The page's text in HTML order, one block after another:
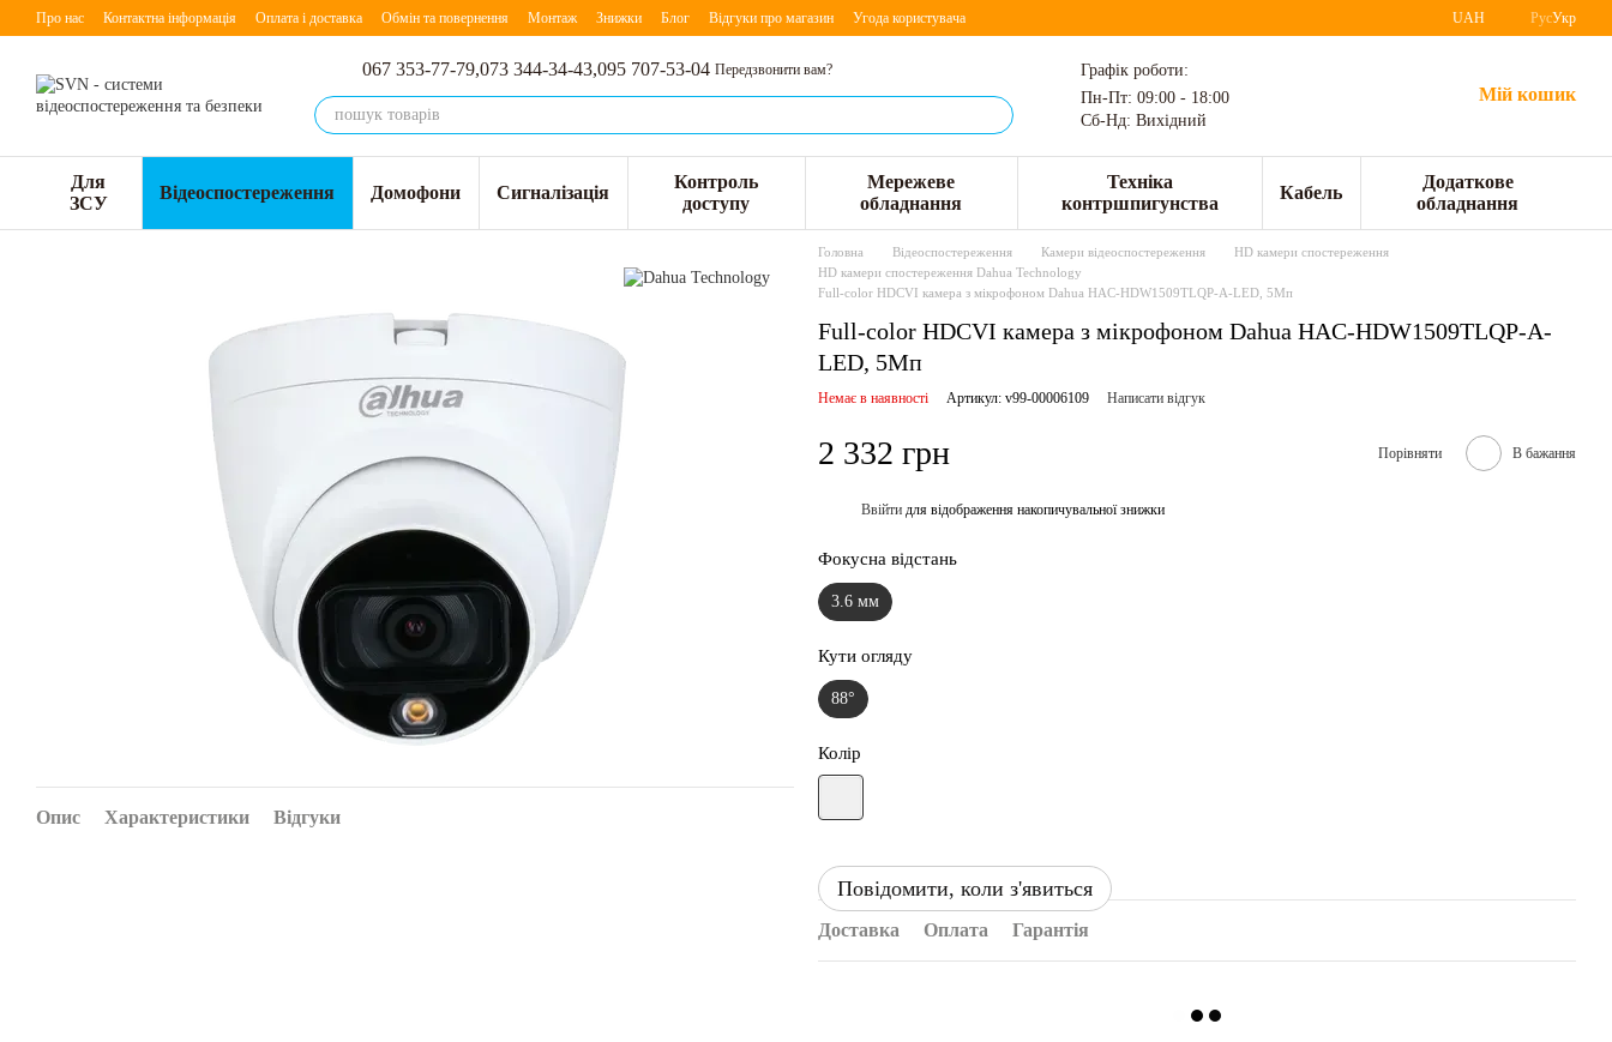
Перейти до основного контенту
Про нас Контактна інформація Оплата і доставка Обмін та повернення Монтаж Знижки Блог Відгуки про магазин Угода користувача UAH РусУкр
067 353-77-79,073 344-34-43,095 707-53-04 Передзвонити вам?
Графік роботи:
Пн-Пт: 09:00 - 18:00
Сб-Нд: Вихідний
Мій кошик
Для
ЗСУ
Відеоспостереження Домофони Сигналізація
Контроль
доступу
Мережеве
обладнання
Техніка
контршпигунства
Кабель
Додаткове
обладнання
Опис Характеристики Відгуки
Головна Відеоспостереження Камери відеоспостереження
HD камери спостереження
HD камери спостереження Dahua Technology
Full-color HDCVI камера з мікрофоном Dahua HAC-HDW1509TLQP-A-LED, 5Мп
Full-color HDCVI камера з мікрофоном Dahua HAC-HDW1509TLQP-A-
LED, 5Мп
Немає в наявності Артикул: v99-00006109 Написати відгук
2 332 грн Порівняти В бажання
Ввійти для відображення накопичувальної знижки
Фокусна відстань
3.6 мм
Кути огляду
88°
Колір
Повідомити, коли з'явиться
Доставка Оплата Гарантія